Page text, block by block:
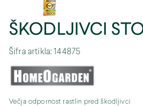
ŠKODLJIVCI
Šifra artikla: 144875
Večja odpornost rastlin pred škodljivci